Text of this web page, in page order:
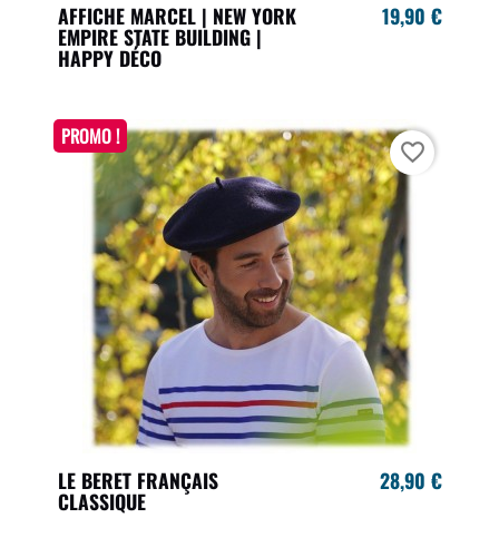
AFFICHE MARCEL | NEW YORK
EMPIRE STATE BUILDING |
HAPPY DÉCO
19,90 €
LE BERET FRANÇAIS
CLASSIQUE
28,90 €
PROMO !
favorite_border